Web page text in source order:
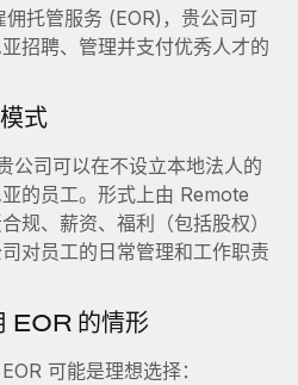
面的专家帮助
设备
托管服务 (EOR)，贵公司可
招聘、管理并支付优秀人才的
式
公司可以在不设立本地法人的
的员工。形式上由 Remote
规、薪资、福利（包括股权）
对员工的日常管理和工作职责
EOR 的情形
可能是理想选择：